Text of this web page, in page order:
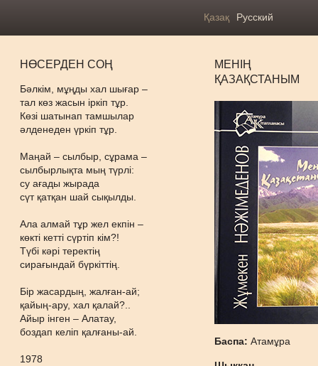
Қазақ Русский
НӨСЕРДЕН СОҢ
Бәлкім, мұңды хал шығар –
тал көз жасын іркіп тұр.
Көзі шатынап тамшылар
әлденеден үркіп тұр.
Маңай – сылбыр, сұрама –
сылбырлықта мың түрлі:
су ағады жырада
сүт қатқан шай сықылды.
Ала алмай тұр жел екпін –
көкті кетті сүртіп кім?!
Түбі кәрі теректің
сирағындай бүркіттің.
Бір жасардың, жалған-ай;
қайың-ару, хал қалай?..
Айыр інген – Алатау,
боздап келіп қалғаны-ай.
1978
МЕНІҢ
ҚАЗАҚСТАНЫМ
Баспа:Атамұра